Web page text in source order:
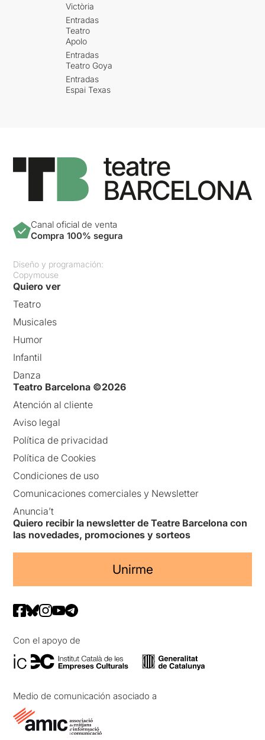
Victòria
Entradas
Teatro
Apolo
Entradas
Teatro Goya
Entradas
Espai Texas
Canal oficial de venta
Compra 100% segura
Diseño y programación:
Copymouse
Quiero ver
Teatro
Musicales
Humor
Infantil
Danza
Teatro Barcelona ©2026
Atención al cliente
Aviso legal
Política de privacidad
Política de Cookies
Condiciones de uso
Comunicaciones comerciales y Newsletter
Anuncia’t
Quiero recibir la newsletter de Teatre Barcelona con
las novedades, promociones y sorteos
Unirme
Con el apoyo de
Medio de comunicación asociado a